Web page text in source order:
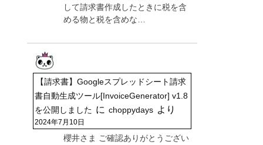
して請求書作成したときに税を含
める物と税を含めな…
【請求書】Googleスプレッドシート請求
書自動生成ツール[InvoiceGenerator] v1.8
を公開しました に choppydays より
2024年7月10日
櫻井さま ご確認ありがとうござい